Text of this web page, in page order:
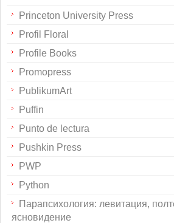
Princeton University Press
Profil Floral
Profile Books
Promopress
PublikumArt
Puffin
Punto de lectura
Pushkin Press
PWP
Python
Парапсихология: левитация,
ясновидение